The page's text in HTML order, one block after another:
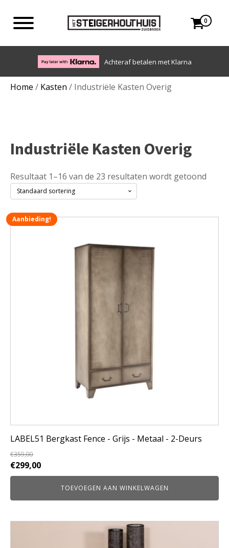
0
Achteraf betalen met Klarna
Home / Kasten / Industriële Kasten Overig
Industriële Kasten Overig
Resultaat 1–16 van de 23 resultaten wordt getoond
Aanbieding!
LABEL51 Bergkast Fence - Grijs - Metaal - 2-Deurs
€359,00
Oorspronkelijke
prijs
€359,00.
€299,00Huidige
prijs
€299,00.
TOEVOEGEN AAN WINKELWAGEN